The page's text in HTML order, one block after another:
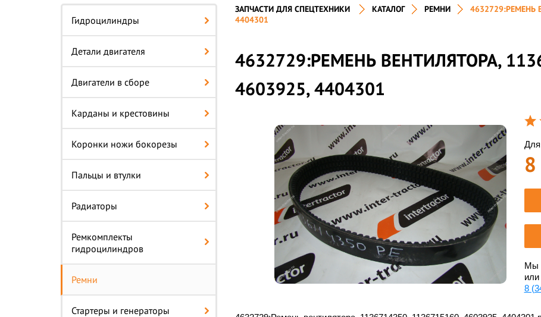
Гидроцилиндры
Детали двигателя
Двигатели в сборе
Карданы и крестовины
Коронки ножи бокорезы
Пальцы и втулки
Радиаторы
Ремкомплекты
гидроцилиндров
Ремни
Стартеры и генераторы
ЗАПЧАСТИ ДЛЯ СПЕЦТЕХНИКИ КАТАЛОГ РЕМНИ
4632729:РЕМЕНЬ
4404301
4632729:РЕМЕНЬ ВЕНТИЛЯТОРА,
4603925, 4404301
Для
Мы
или
8